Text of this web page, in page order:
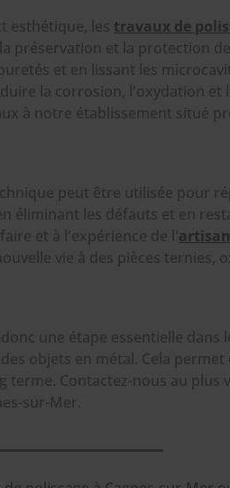
esthétique, les travaux de
préservation et la protection
et en lissant les
la corrosion, l'oxydation et
à notre établissement situé
peut être utilisée pour
éliminant les défauts et en
et à l'expérience de l'
vie à des pièces ternies,
une étape essentielle
objets en métal. Cela
terme. Contactez-nous au plus
sur-Mer.